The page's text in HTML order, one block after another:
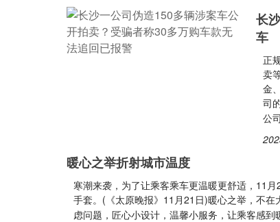
长
车
正
卖
金
司
公
暖心之举折射城市温度
寒潮来袭，为了让乘客乘车更温暖更舒适，11
手套。(《太原晚报》11月21日)暖心之举，不
虑问题，匠心小设计，温馨小服务，让乘客感到